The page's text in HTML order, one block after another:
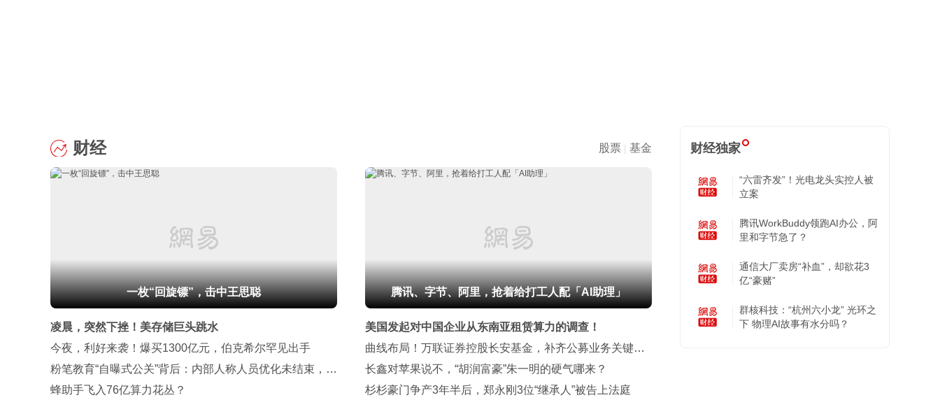
财经 股票 | 基金
一枚“回旋镖”，击中王思聪 腾讯、字节、阿里，抢着给打工人配「AI助理」
凌晨，突然下挫！美存储巨头跳水
美国发起对中国企业从东南亚租赁算力的调查！
今夜，利好来袭！爆买1300亿元，伯克希尔罕见出手
曲线布局！万联证券控股长安基金，补齐公募业务关键拼
图
粉笔教育“自曝式公关”背后：内部人称人员优化未结束，调
整不能一两个月完成
长鑫对苹果说不，“胡润富豪”朱一明的硬气哪来？
蜂助手飞入76亿算力花丛？
杉杉豪门争产3年半后，郑永刚3位“继承人”被告上法庭
财经独家
“六雷齐发”！光电龙头实控人被
立案
腾讯WorkBuddy领跑AI办公，阿
里和字节急了？
通信大厂卖房“补血”，却欲花3
亿“豪赌”
群核科技：“杭州六小龙” 光环之
下 物理AI故事有水分吗？